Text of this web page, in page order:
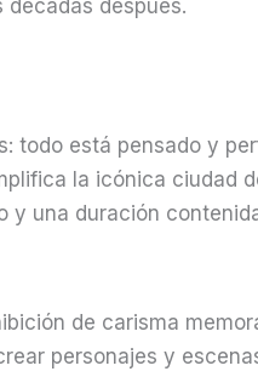
después.
está pensado y
la icónica ciudad
y una duración
de carisma
personajes y